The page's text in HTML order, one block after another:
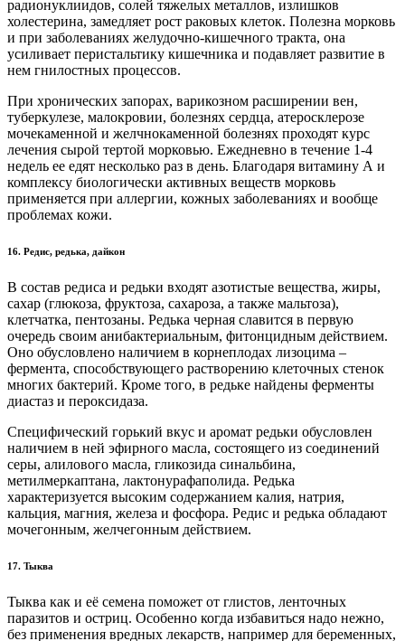
радионуклиидов, солей тяжелых металлов, излишков
холестерина, замедляет рост раковых клеток. Полезна морковь
и при заболеваниях желудочно-кишечного тракта, она
усиливает перистальтику кишечника и подавляет развитие в
нем гнилостных процессов.
При хронических запорах, варикозном расширении вен,
туберкулезе, малокровии, болезнях сердца, атеросклерозе
мочекаменной и желчнокаменной болезнях проходят курс
лечения сырой тертой морковью. Ежедневно в течение 1-4
недель ее едят несколько раз в день. Благодаря витамину А и
комплексу биологически активных веществ морковь
применяется при аллергии, кожных заболеваниях и вообще
проблемах кожи.
16. Редис, редька, дайкон
В состав редиса и редьки входят азотистые вещества, жиры,
сахар (глюкоза, фруктоза, сахароза, а также мальтоза),
клетчатка, пентозаны. Редька черная славится в первую
очередь своим анибактериальным, фитонцидным действием.
Оно обусловлено наличием в корнеплодах лизоцима –
фермента, способствующего растворению клеточных стенок
многих бактерий. Кроме того, в редьке найдены ферменты
диастаз и пероксидаза.
Специфический горький вкус и аромат редьки обусловлен
наличием в ней эфирного масла, состоящего из соединений
серы, алилового масла, гликозида синальбина,
метилмеркаптана, лактонурафаполида. Редька
характеризуется высоким содержанием калия, натрия,
кальция, магния, железа и фосфора. Редис и редька обладают
мочегонным, желчегонным действием.
17. Тыква
Тыква как и её семена поможет от глистов, ленточных
паразитов и остриц. Особенно когда избавиться надо нежно,
без применения вредных лекарств, например для беременных,